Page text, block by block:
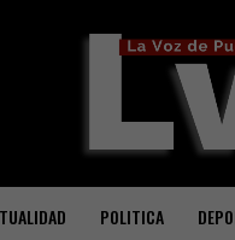
POLITICA